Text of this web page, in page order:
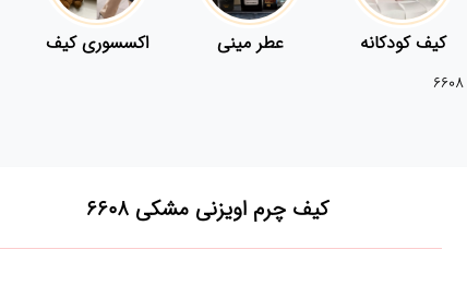
کیف کودکانه عطر مینی اکسسوری کیف
کیف چرم اویزنی مشکی 6608